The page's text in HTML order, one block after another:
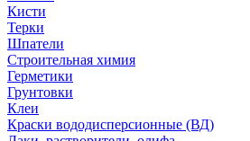
Кисти
Терки
Шпатели
Строительная химия
Герметики
Грунтовки
Клеи
Краски вододисперсионные (ВД)